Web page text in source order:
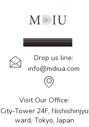
Drop us line:
info@mdiua.com
Visit Our Office:
Tower 24F,
ward, Tokyo, Japan